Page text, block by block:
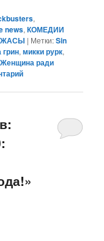
,
news,КОМЕДИИ
| Метки:Sin
грин,микки рурк,
ради